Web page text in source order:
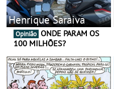
Henrique Saraiva
Opinião
100 MILHÕES?